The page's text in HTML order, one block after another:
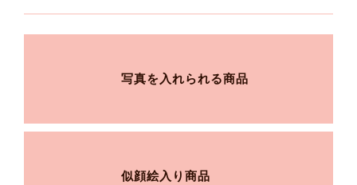
写真を入れられる商品
似顔絵入り商品